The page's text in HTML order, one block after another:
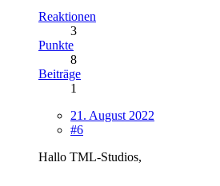
Reaktionen
3
Punkte
8
Beiträge
1
21. August 2022
#6
Hallo TML-Studios,